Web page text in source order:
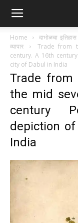
Home
दाभोळचा
व्यापार
Trade from
century. A 16th
city of Dabul in India
Trade
the mid
century
depiction
India